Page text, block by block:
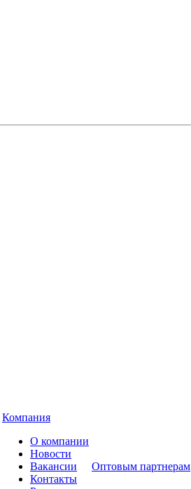
Компания
О компании
Новости
Вакансии
Контакты
Оптовым партнерам